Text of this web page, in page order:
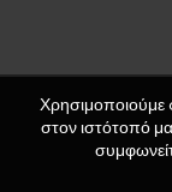
Χρησιμοποιούμε
στον ιστότοπό